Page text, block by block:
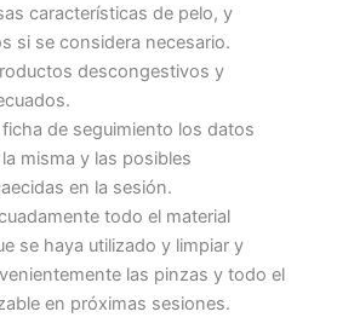
características de pelo, y
si se considera necesario.
descongestivos y
de seguimiento los datos
misma y las posibles
en la sesión.
todo el material
se haya utilizado y limpiar y
las pinzas y todo el
en próximas sesiones.